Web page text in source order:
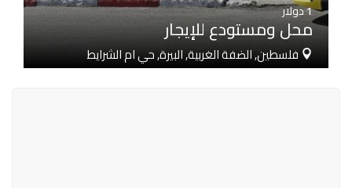
1دولار
محل ومستودع للإيجار
فلسطين, الضفة الغربية, البيرة, حي ام الشرايط